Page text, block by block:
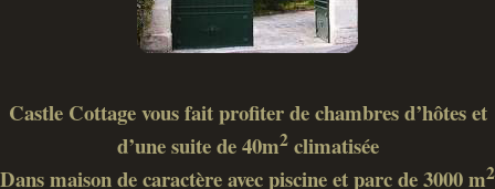
Castle Cottage vous fait profiter de chambres d’hôtes et
d’une suite de 40m2climatisée
Dans maison de caractère avec piscine et parc de 3000 m2